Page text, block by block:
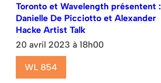
Toronto et Wavelength présentent :
Danielle De Picciotto et Alexander
Hacke Artist Talk
20 avril 2023 à 18h00
WL 854